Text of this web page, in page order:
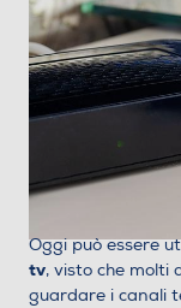
Oggi può essere
tv, visto che molti
guardare i canali